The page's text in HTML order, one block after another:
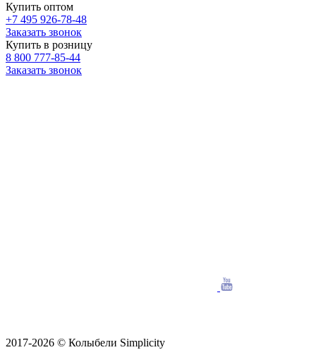
Купить оптом
+7 495 926-78-48
Заказать звонок
Купить в розницу
8 800 777-85-44
Заказать звонок
2017-2026 © Колыбели Simplicity